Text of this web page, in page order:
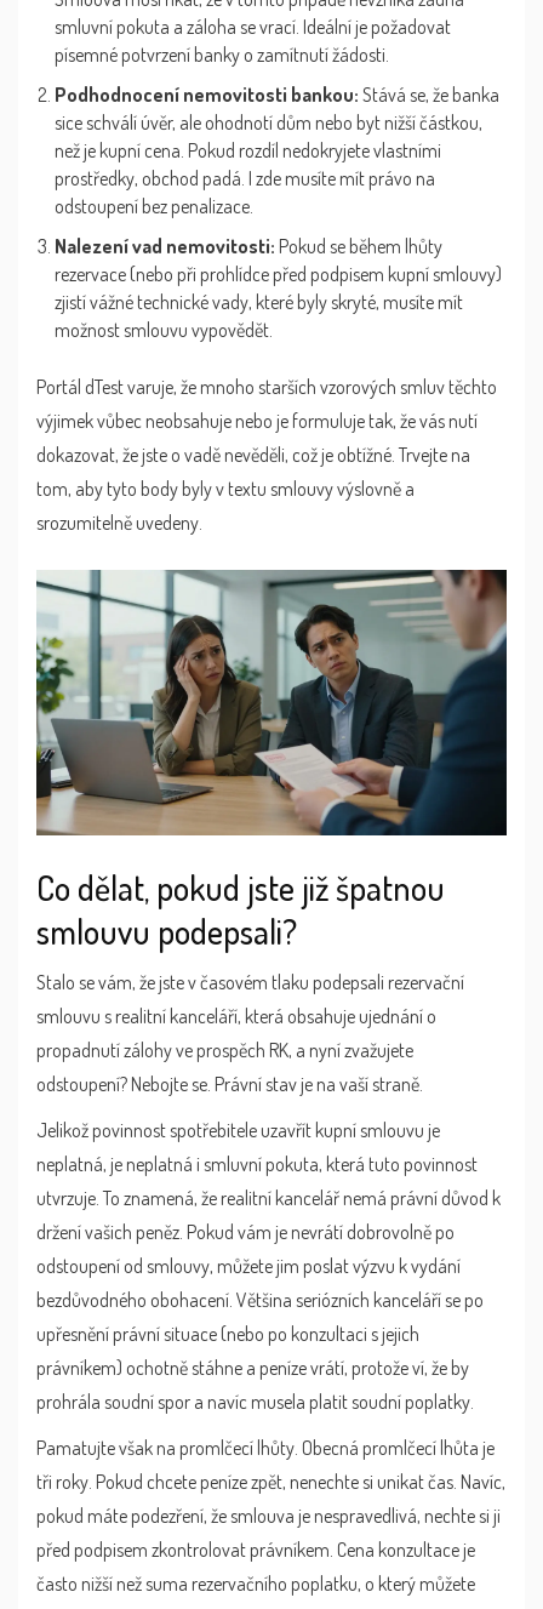
smluvní pokuta a záloha se vrací. Ideální je požadovat
písemné potvrzení banky o zamítnutí žádosti.
Podhodnocení nemovitosti bankou: Stává se, že banka
sice schválí úvěr, ale ohodnotí dům nebo byt nižší částkou,
než je kupní cena. Pokud rozdíl nedokryjete vlastními
prostředky, obchod padá. I zde musíte mít právo na
odstoupení bez penalizace.
Nalezení vad nemovitosti: Pokud se během lhůty
rezervace (nebo při prohlídce před podpisem kupní smlouvy)
zjistí vážné technické vady, které byly skryté, musíte mít
možnost smlouvu vypovědět.
Portál dTest varuje, že mnoho starších vzorových smluv těchto
výjimek vůbec neobsahuje nebo je formuluje tak, že vás nutí
dokazovat, že jste o vadě nevěděli, což je obtížné. Trvejte na
tom, aby tyto body byly v textu smlouvy výslovně a
srozumitelně uvedeny.
Co dělat, pokud jste již špatnou
smlouvu podepsali?
Stalo se vám, že jste v časovém tlaku podepsali rezervační
smlouvu s realitní kanceláří, která obsahuje ujednání o
propadnutí zálohy ve prospěch RK, a nyní zvažujete
odstoupení? Nebojte se. Právní stav je na vaší straně.
Jelikož povinnost spotřebitele uzavřít kupní smlouvu je
neplatná, je neplatná i smluvní pokuta, která tuto povinnost
utvrzuje. To znamená, že realitní kancelář nemá právní důvod k
držení vašich peněz. Pokud vám je nevrátí dobrovolně po
odstoupení od smlouvy, můžete jim poslat výzvu k vydání
bezdůvodného obohacení. Většina seriózních kanceláří se po
upřesnění právní situace (nebo po konzultaci s jejich
právníkem) ochotně stáhne a peníze vrátí, protože ví, že by
prohrála soudní spor a navíc musela platit soudní poplatky.
Pamatujte však na promlčecí lhůty. Obecná promlčecí lhůta je
tři roky. Pokud chcete peníze zpět, nenechte si unikat čas. Navíc,
pokud máte podezření, že smlouva je nespravedlivá, nechte si ji
před podpisem zkontrolovat právníkem. Cena konzultace je
často nižší než suma rezervačního poplatku, o který můžete